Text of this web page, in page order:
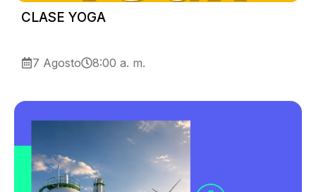
CLASE YOGA
7 Agosto 8:00 a. m.